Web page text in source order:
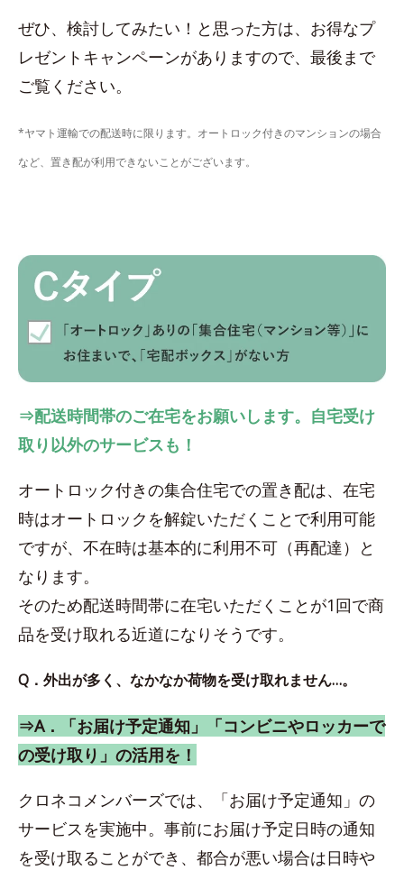
ぜひ、検討してみたい！と思った方は、お得なプ
レゼントキャンペーンがありますので、最後まで
ご覧ください。
*ヤマト運輸での配送時に限ります。オートロック付きのマンションの場合
など、置き配が利用できないことがございます。
⇒配送時間帯のご在宅をお願いします。自宅受け
取り以外のサービスも！
オートロック付きの集合住宅での置き配は、在宅
時はオートロックを解錠いただくことで利用可能
ですが、不在時は基本的に利用不可（再配達）と
なります。
そのため配送時間帯に在宅いただくことが1回で商
品を受け取れる近道になりそうです。
Q．外出が多く、なかなか荷物を受け取れません…。
⇒A．「お届け予定通知」「コンビニやロッカーで
の受け取り」の活用を！
クロネコメンバーズでは、「お届け予定通知」の
サービスを実施中。事前にお届け予定日時の通知
を受け取ることができ、都合が悪い場合は日時や